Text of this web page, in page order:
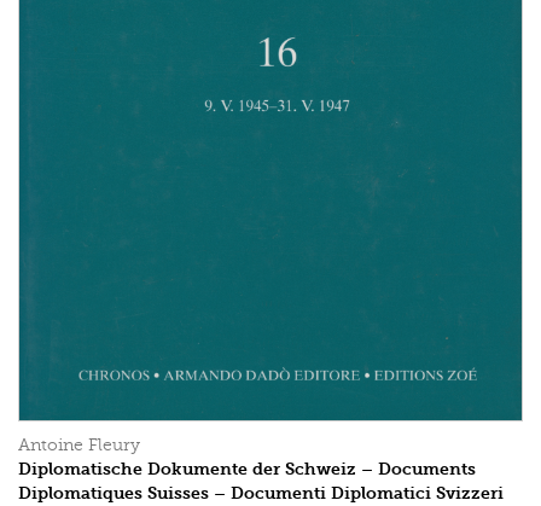
Antoine Fleury
Diplomatische Dokumente der Schweiz – Documents
Diplomatiques Suisses – Documenti Diplomatici Svizzeri